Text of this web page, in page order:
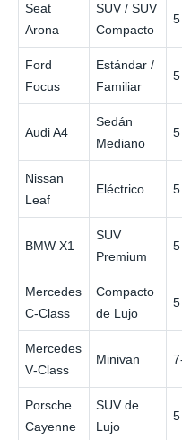
Seat
Arona
SUV / SUV
Compacto
5
Ford
Focus
Estándar /
Familiar
5
Audi A4
Sedán
Mediano
5
Nissan
Leaf
Eléctrico 5
BMW X1
SUV
Premium
5
Mercedes
C‑Class
Compacto
de Lujo
5
Mercedes
V‑Class
Minivan
Porsche
Cayenne
SUV de
Lujo
5